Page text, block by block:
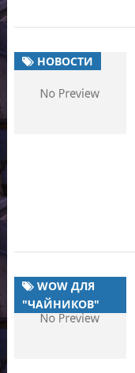
НОВОСТИ
WOW ДЛЯ
"ЧАЙНИКОВ"